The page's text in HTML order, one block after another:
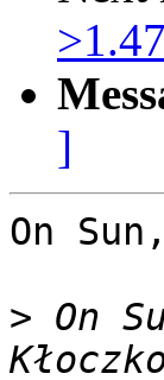
]
On
> On